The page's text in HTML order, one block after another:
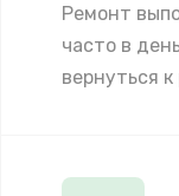
Ремонт
часто в
вернуться